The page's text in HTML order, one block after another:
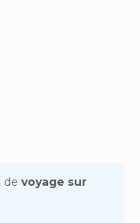
de voyage sur